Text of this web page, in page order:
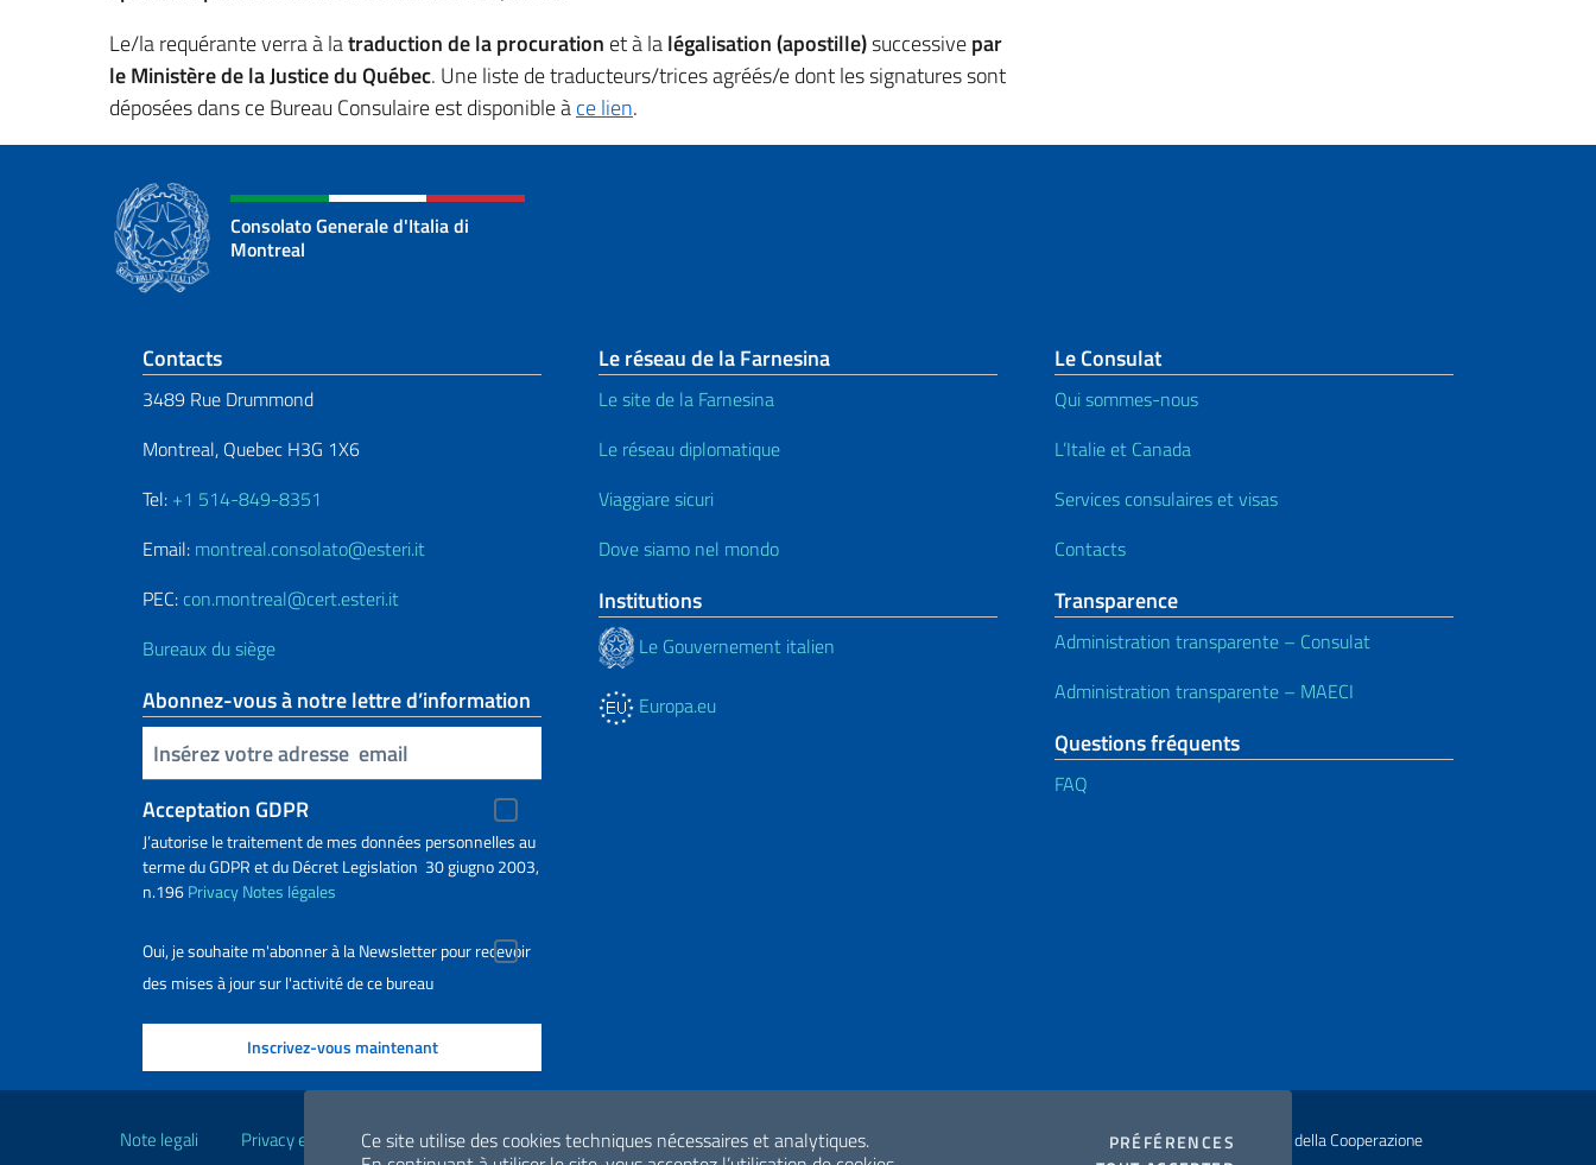
Ce site utilise des cookies techniques nécessaires et analytiques.
PRÉFÉRENCES COOKIES
Le/la requérante verra à latraduction de la procuration et à lalégalisation (apostille)successivepar
le Ministère de la Justice du Québec. Une liste de traducteurs/trices agréés/e dont les signatures sont
déposées dans ce Bureau Consulaire est disponible àce lien.
Consolato Generale d'Italia di
Montreal
Section de pied de page
Contacts
3489 Rue Drummond
Montreal, Quebec H3G 1X6
Tel: +1 514-849-8351
Email: montreal.consolato@esteri.it
PEC: con.montreal@cert.esteri.it
Bureaux du siège
Abonnez-vous à notre lettre d’information
Insert your email
Acceptation GDPR
J’autorise le traitement de mes données personnelles au
terme du GDPR et du Décret Legislation 30 giugno 2003,
n.196PrivacyNotes légales
Oui, je souhaite m'abonner à la Newsletter pour recevoir
des mises à jour sur l'activité de ce bureau
Le réseau de la Farnesina
Le site de la Farnesina
Le réseau diplomatique
Viaggiare sicuri
Dove siamo nel mondo
Institutions
Le Gouvernement italien
Europa.eu
Le Consulat
Qui sommes-nous
L’Italie et Canada
Services consulaires et visas
Contacts
Transparence
Administration transparente – Consulat
Administration transparente – MAECI
Questions fréquents
FAQ
Note legali Privacy e cookie policy Dichiarazione di accessibilità
2026 Droits d'auteur Ministero degli Affari Esteri e della Cooperazione